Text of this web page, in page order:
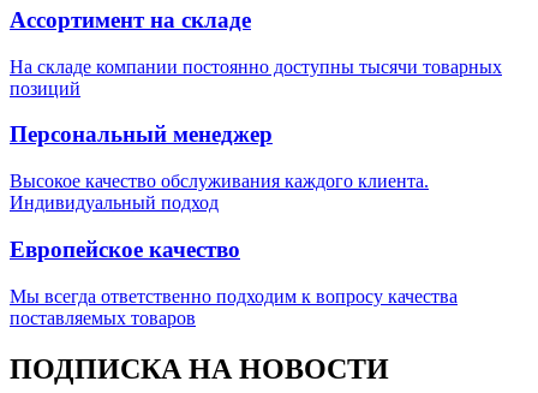
Ассортимент на складе
На складе компании постоянно доступны тысячи товарных
позиций
Персональный менеджер
Высокое качество обслуживания каждого клиента.
Индивидуальный подход
Европейское качество
Мы всегда ответственно подходим к вопросу качества
поставляемых товаров
ПОДПИСКА НА НОВОСТИ